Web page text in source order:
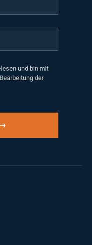
und bin mit
der